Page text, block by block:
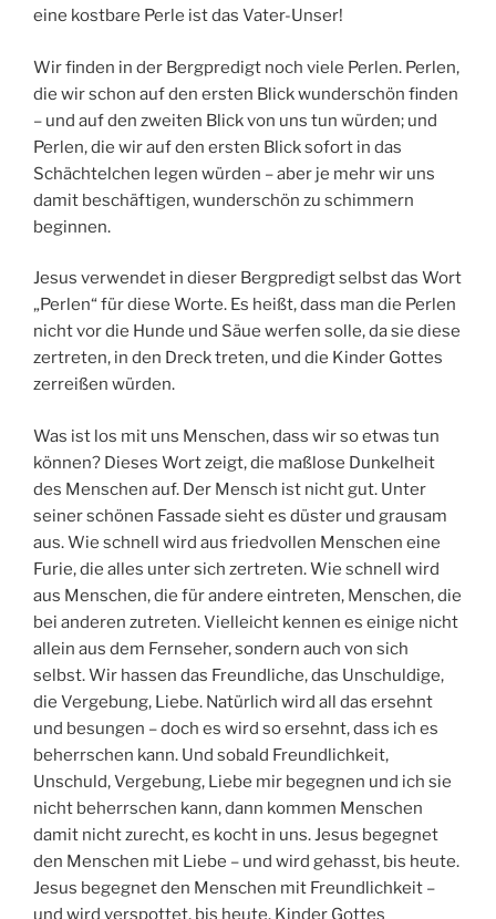
eine kostbare Perle ist das Vater-Unser!
Wir finden in der Bergpredigt noch viele Perlen. Perlen,
die wir schon auf den ersten Blick wunderschön finden
– und auf den zweiten Blick von uns tun würden; und
Perlen, die wir auf den ersten Blick sofort in das
Schächtelchen legen würden – aber je mehr wir uns
damit beschäftigen, wunderschön zu schimmern
beginnen.
Jesus verwendet in dieser Bergpredigt selbst das Wort
„Perlen“ für diese Worte. Es heißt, dass man die Perlen
nicht vor die Hunde und Säue werfen solle, da sie diese
zertreten, in den Dreck treten, und die Kinder Gottes
zerreißen würden.
Was ist los mit uns Menschen, dass wir so etwas tun
können? Dieses Wort zeigt, die maßlose Dunkelheit
des Menschen auf. Der Mensch ist nicht gut. Unter
seiner schönen Fassade sieht es düster und grausam
aus. Wie schnell wird aus friedvollen Menschen eine
Furie, die alles unter sich zertreten. Wie schnell wird
aus Menschen, die für andere eintreten, Menschen, die
bei anderen zutreten. Vielleicht kennen es einige nicht
allein aus dem Fernseher, sondern auch von sich
selbst. Wir hassen das Freundliche, das Unschuldige,
die Vergebung, Liebe. Natürlich wird all das ersehnt
und besungen – doch es wird so ersehnt, dass ich es
beherrschen kann. Und sobald Freundlichkeit,
Unschuld, Vergebung, Liebe mir begegnen und ich sie
nicht beherrschen kann, dann kommen Menschen
damit nicht zurecht, es kocht in uns. Jesus begegnet
den Menschen mit Liebe – und wird gehasst, bis heute.
Jesus begegnet den Menschen mit Freundlichkeit –
und wird verspottet, bis heute. Kinder Gottes